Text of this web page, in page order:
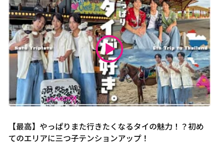
【最高】やっぱりまた行きたくなるタイの魅力！？初め
てのエリアに三つ子テンションアップ！